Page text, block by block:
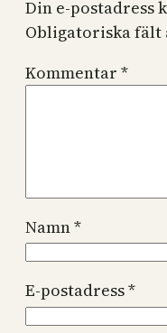
Din e-postadress
Obligatoriska fält
Kommentar *
Namn*
E-postadress*